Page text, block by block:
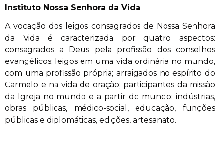
Instituto Nossa Senhora da Vida
A vocação dos leigos consagrados de Nossa Senhora
da Vida é caracterizada por quatro aspectos:
consagrados a Deus pela profissão dos conselhos
evangélicos; leigos em uma vida ordinária no mundo,
com uma profissão própria; arraigados no espírito do
Carmelo e na vida de oração; participantes da missão
da Igreja no mundo e a partir do mundo: indústrias,
obras públicas, médico-social, educação, funções
públicas e diplomáticas, edições, artesanato.